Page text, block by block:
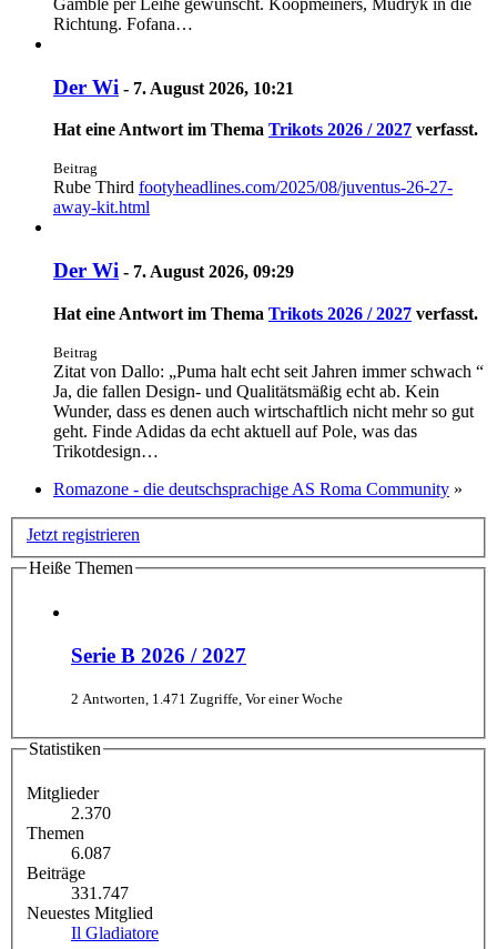
Gamble per Leihe gewünscht. Koopmeiners, Mudryk in die
Richtung. Fofana…
Der Wi - 7. August 2026, 10:21
Hat eine Antwort im Thema Trikots 2026 / 2027 verfasst.
Beitrag
Rube Third footyheadlines.com/2025/08/juventus-26-27-
away-kit.html
Der Wi - 7. August 2026, 09:29
Hat eine Antwort im Thema Trikots 2026 / 2027 verfasst.
Beitrag
Zitat von Dallo: „Puma halt echt seit Jahren immer schwach “
Ja, die fallen Design- und Qualitätsmäßig echt ab. Kein
Wunder, dass es denen auch wirtschaftlich nicht mehr so gut
geht. Finde Adidas da echt aktuell auf Pole, was das
Trikotdesign…
Romazone - die deutschsprachige AS Roma Community »
Jetzt registrieren
Heiße Themen
Serie B 2026 / 2027
2 Antworten, 1.471 Zugriffe, Vor einer Woche
Statistiken
Mitglieder
2.370
Themen
6.087
Beiträge
331.747
Neuestes Mitglied
Il Gladiatore